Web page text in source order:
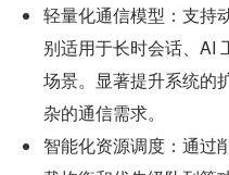
轻量化通信模型：支持
别适用于长时会话、AI
场景。显著提升系统的
杂的通信需求。
智能化资源调度：通过